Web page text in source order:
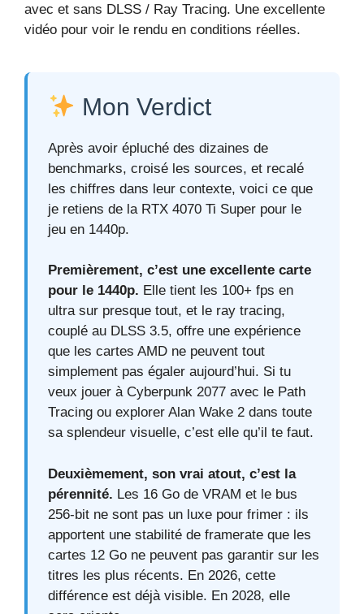
avec et sans DLSS / Ray Tracing. Une excellente
vidéo pour voir le rendu en conditions réelles.
Mon Verdict
Après avoir épluché des dizaines de
benchmarks, croisé les sources, et recalé
les chiffres dans leur contexte, voici ce que
je retiens de la RTX 4070 Ti Super pour le
jeu en 1440p.
Premièrement, c’est une excellente carte
pour le 1440p. Elle tient les 100+ fps en
ultra sur presque tout, et le ray tracing,
couplé au DLSS 3.5, offre une expérience
que les cartes AMD ne peuvent tout
simplement pas égaler aujourd’hui. Si tu
veux jouer à Cyberpunk 2077 avec le Path
Tracing ou explorer Alan Wake 2 dans toute
sa splendeur visuelle, c’est elle qu’il te faut.
Deuxièmement, son vrai atout, c’est la
pérennité. Les 16 Go de VRAM et le bus
256-bit ne sont pas un luxe pour frimer : ils
apportent une stabilité de framerate que les
cartes 12 Go ne peuvent pas garantir sur les
titres les plus récents. En 2026, cette
différence est déjà visible. En 2028, elle